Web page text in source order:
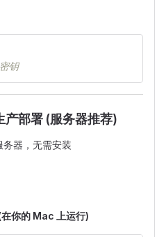
钥
部署 (服务器推荐)
器，无需安装
你的 Mac 上运行)